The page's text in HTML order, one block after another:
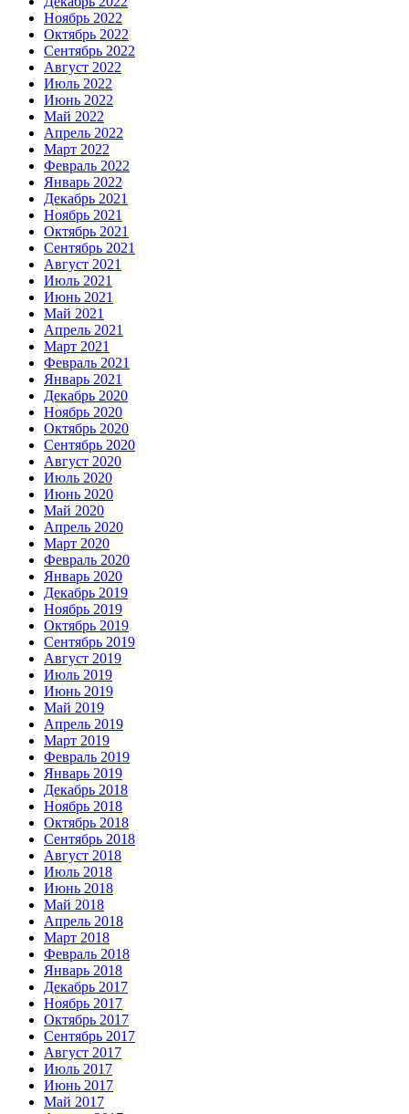
Ноябрь 2022
Октябрь 2022
Сентябрь 2022
Август 2022
Июль 2022
Июнь 2022
Май 2022
Апрель 2022
Март 2022
Февраль 2022
Январь 2022
Декабрь 2021
Ноябрь 2021
Октябрь 2021
Сентябрь 2021
Август 2021
Июль 2021
Июнь 2021
Май 2021
Апрель 2021
Март 2021
Февраль 2021
Январь 2021
Декабрь 2020
Ноябрь 2020
Октябрь 2020
Сентябрь 2020
Август 2020
Июль 2020
Июнь 2020
Май 2020
Апрель 2020
Март 2020
Февраль 2020
Январь 2020
Декабрь 2019
Ноябрь 2019
Октябрь 2019
Сентябрь 2019
Август 2019
Июль 2019
Июнь 2019
Май 2019
Апрель 2019
Март 2019
Февраль 2019
Январь 2019
Декабрь 2018
Ноябрь 2018
Октябрь 2018
Сентябрь 2018
Август 2018
Июль 2018
Июнь 2018
Май 2018
Апрель 2018
Март 2018
Февраль 2018
Январь 2018
Декабрь 2017
Ноябрь 2017
Октябрь 2017
Сентябрь 2017
Август 2017
Июль 2017
Июнь 2017
Май 2017